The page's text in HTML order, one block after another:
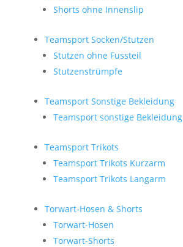
Shorts ohne Innenslip
Teamsport Socken/Stutzen
Stutzen ohne Fussteil
Stutzenstrümpfe
Teamsport Sonstige Bekleidung
Teamsport sonstige Bekleidung
Teamsport Trikots
Teamsport Trikots Kurzarm
Teamsport Trikots Langarm
Torwart-Hosen & Shorts
Torwart-Hosen
Torwart-Shorts